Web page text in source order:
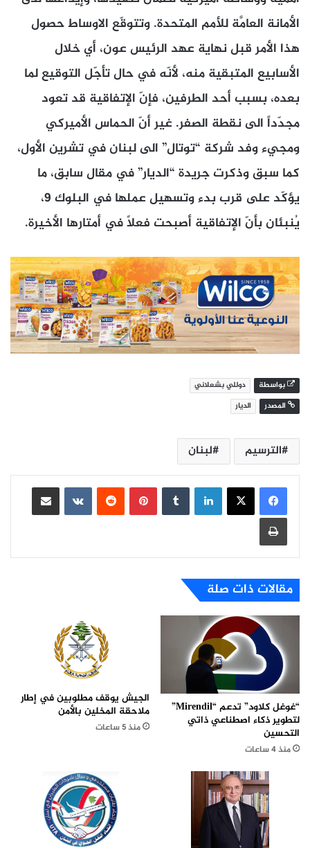
الأمانة العامَّة للأمم المتحدة. وتتوقّع الاوساط حصول
هذا الأمر قبل نهاية عهد الرئيس عون، أي خلال
الأسابيع المتبقية منه، لأنّه في حال تأجّل التوقيع لما
بعده، بسبب أحد الطرفين، فإنّ الإتفاقية قد تعود
مجدّداً الى نقطة الصفر. غير أنّ الحماس الأميركي
ومجيء وفد شركة “توتال” الى لبنان في تشرين الأول،
كما سبق وذكرت جريدة “الديار” في مقال سابق، ما
يؤكّد على قرب بدء وتسهيل عملها في البلوك 9،
يُنبئان بأنّ الإتفاقية أصبحت فعلاً في أمتارها الأخيرة.
بواسطة
دوللي بشعلاني
المصدر
الديار
الترسيم لبنان
لينكدإن بينتيريست
مشاركة عبر البريد
طباعة
مقالات ذات صلة
“غوغل كلاود” تدعم “Mirendil”
لتطوير ذكاء اصطناعي ذاتي
التحسين
منذ 4 ساعات
الجيش يوقف مطلوبين في إطار
ملاحقة المخلين بالأمن
منذ 5 ساعات